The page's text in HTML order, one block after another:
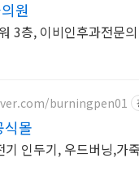
원
3층, 이비인후과전문
burningpen01
식몰
인두기, 우드버닝,가